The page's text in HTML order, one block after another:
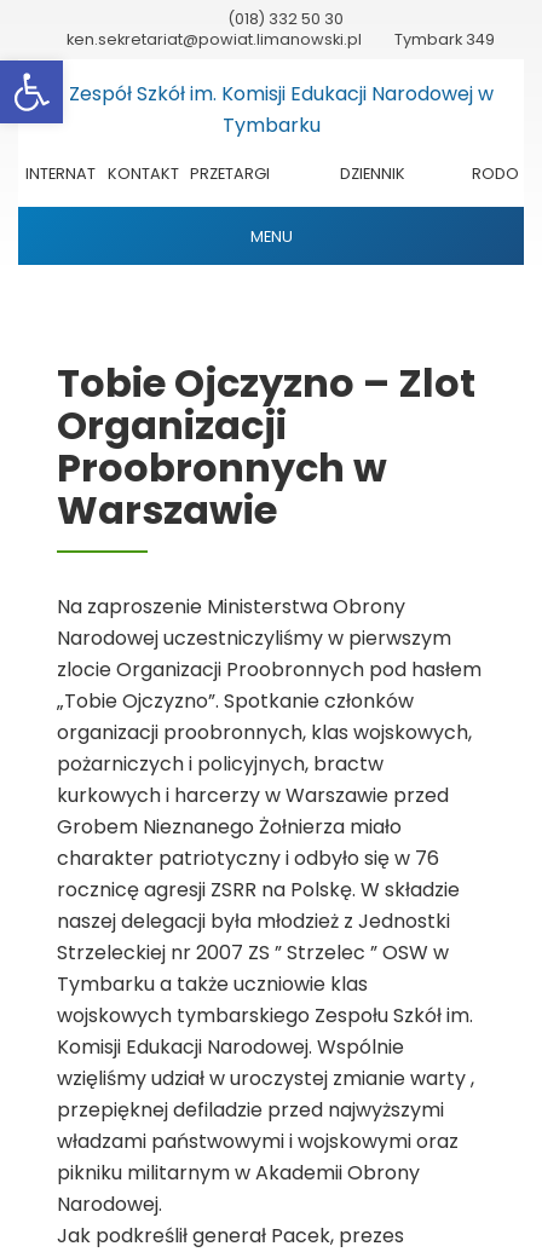
Otwórz pasek narzędzi
(018) 332 50 30
ken.sekretariat@powiat.limanowski.pl
Tymbark 349
INTERNAT KONTAKT PRZETARGI
DZIENNIK
RODO
MENU
Tobie Ojczyzno – Zlot
Organizacji
Proobronnych w
Warszawie
Na zaproszenie Ministerstwa Obrony
Narodowej uczestniczyliśmy w pierwszym
zlocie Organizacji Proobronnych pod hasłem
„Tobie Ojczyzno”. Spotkanie członków
organizacji proobronnych, klas wojskowych,
pożarniczych i policyjnych, bractw
kurkowych i harcerzy w Warszawie przed
Grobem Nieznanego Żołnierza miało
charakter patriotyczny i odbyło się w 76
rocznicę agresji ZSRR na Polskę. W składzie
naszej delegacji była młodzież z Jednostki
Strzeleckiej nr 2007 ZS ” Strzelec ” OSW w
Tymbarku a także uczniowie klas
wojskowych tymbarskiego Zespołu Szkół im.
Komisji Edukacji Narodowej. Wspólnie
wzięliśmy udział w uroczystej zmianie warty ,
przepięknej defiladzie przed najwyższymi
władzami państwowymi i wojskowymi oraz
pikniku militarnym w Akademii Obrony
Narodowej.
Jak podkreślił generał Pacek, prezes